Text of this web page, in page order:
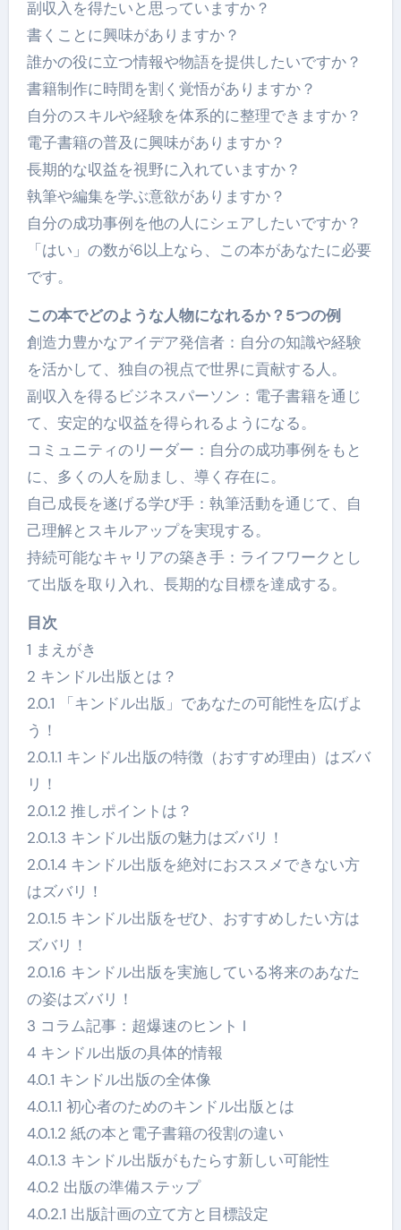
副収入を得たいと思っていますか？
書くことに興味がありますか？
誰かの役に立つ情報や物語を提供したいですか？
書籍制作に時間を割く覚悟がありますか？
自分のスキルや経験を体系的に整理できますか？
電子書籍の普及に興味がありますか？
長期的な収益を視野に入れていますか？
執筆や編集を学ぶ意欲がありますか？
自分の成功事例を他の人にシェアしたいですか？
「はい」の数が6以上なら、この本があなたに必要
です。
この本でどのような人物になれるか？5つの例
創造力豊かなアイデア発信者：自分の知識や経験
を活かして、独自の視点で世界に貢献する人。
副収入を得るビジネスパーソン：電子書籍を通じ
て、安定的な収益を得られるようになる。
コミュニティのリーダー：自分の成功事例をもと
に、多くの人を励まし、導く存在に。
自己成長を遂げる学び手：執筆活動を通じて、自
己理解とスキルアップを実現する。
持続可能なキャリアの築き手：ライフワークとし
て出版を取り入れ、長期的な目標を達成する。
目次
1 まえがき
2 キンドル出版とは？
2.0.1 「キンドル出版」であなたの可能性を広げよ
う！
2.0.1.1 キンドル出版の特徴（おすすめ理由）はズバ
リ！
2.0.1.2 推しポイントは？
2.0.1.3 キンドル出版の魅力はズバリ！
2.0.1.4 キンドル出版を絶対におススメできない方
はズバリ！
2.0.1.5 キンドル出版をぜひ、おすすめしたい方は
ズバリ！
2.0.1.6 キンドル出版を実施している将来のあなた
の姿はズバリ！
3 コラム記事：超爆速のヒント I
4 キンドル出版の具体的情報
4.0.1 キンドル出版の全体像
4.0.1.1 初心者のためのキンドル出版とは
4.0.1.2 紙の本と電子書籍の役割の違い
4.0.1.3 キンドル出版がもたらす新しい可能性
4.0.2 出版の準備ステップ
4.0.2.1 出版計画の立て方と目標設定